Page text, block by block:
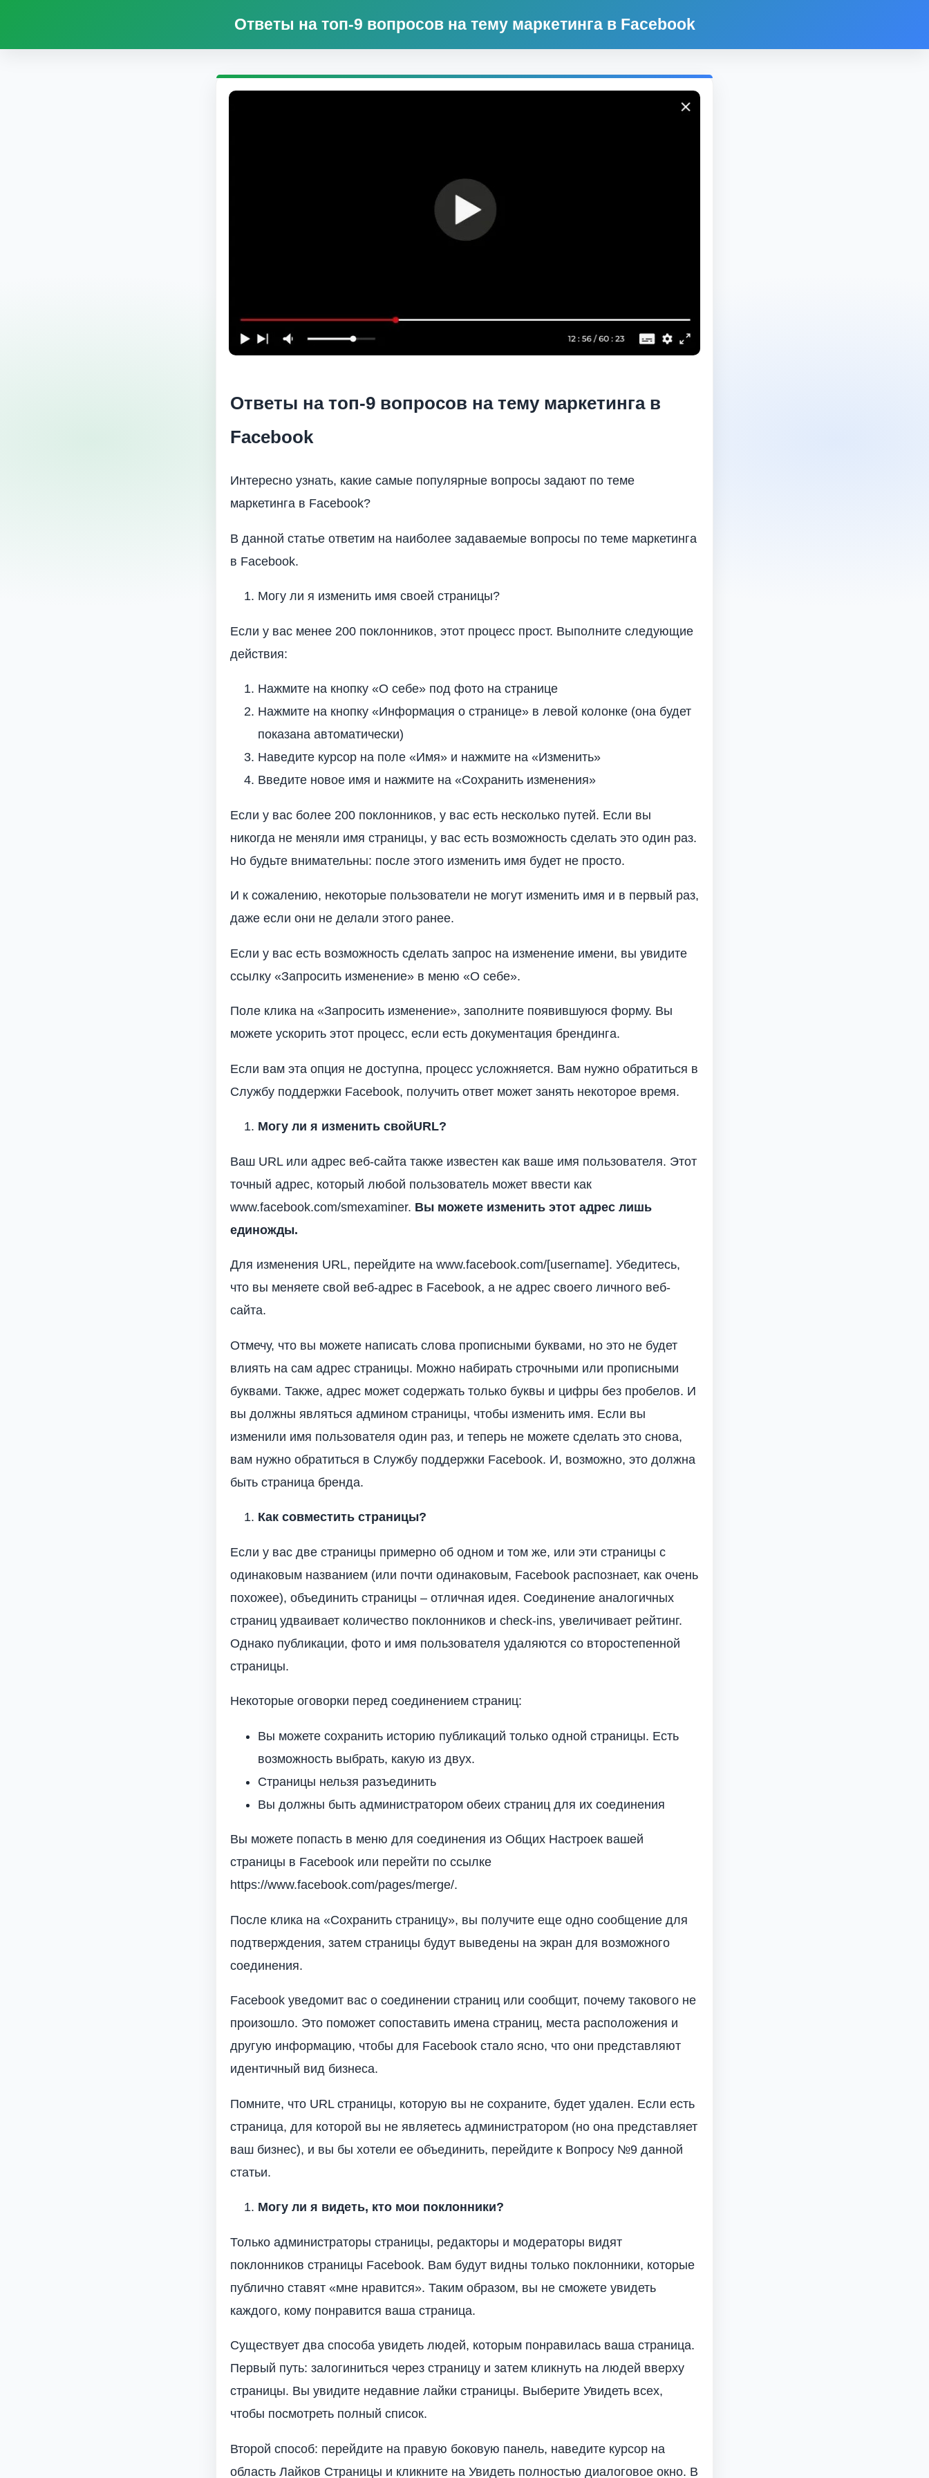
Ответы на топ-9 вопросов на тему маркетинга в Facebook
Ответы на топ-9 вопросов на тему маркетинга в
Facebook
Интересно узнать, какие самые популярные вопросы задают по теме
маркетинга в Facebook?
В данной статье ответим на наиболее задаваемые вопросы по теме маркетинга
в Facebook.
Могу ли я изменить имя своей страницы?
Если у вас менее 200 поклонников, этот процесс прост. Выполните следующие
действия:
Нажмите на кнопку «О себе» под фото на странице
Нажмите на кнопку «Информация о странице» в левой колонке (она будет
показана автоматически)
Наведите курсор на поле «Имя» и нажмите на «Изменить»
Введите новое имя и нажмите на «Сохранить изменения»
Если у вас более 200 поклонников, у вас есть несколько путей. Если вы
никогда не меняли имя страницы, у вас есть возможность сделать это один раз.
Но будьте внимательны: после этого изменить имя будет не просто.
И к сожалению, некоторые пользователи не могут изменить имя и в первый раз,
даже если они не делали этого ранее.
Если у вас есть возможность сделать запрос на изменение имени, вы увидите
ссылку «Запросить изменение» в меню «О себе».
Поле клика на «Запросить изменение», заполните появившуюся форму. Вы
можете ускорить этот процесс, если есть документация брендинга.
Если вам эта опция не доступна, процесс усложняется. Вам нужно обратиться в
Службу поддержки Facebook, получить ответ может занять некоторое время.
Могу ли я изменить свойURL?
Ваш URL или адрес веб-сайта также известен как ваше имя пользователя. Этот
точный адрес, который любой пользователь может ввести как
www.facebook.com/smexaminer. Вы можете изменить этот адрес лишь
единожды.
Для изменения URL, перейдите на www.facebook.com/[username]. Убедитесь,
что вы меняете свой веб-адрес в Facebook, а не адрес своего личного веб-
сайта.
Отмечу, что вы можете написать слова прописными буквами, но это не будет
влиять на сам адрес страницы. Можно набирать строчными или прописными
буквами. Также, адрес может содержать только буквы и цифры без пробелов. И
вы должны являться админом страницы, чтобы изменить имя. Если вы
изменили имя пользователя один раз, и теперь не можете сделать это снова,
вам нужно обратиться в Службу поддержки Facebook. И, возможно, это должна
быть страница бренда.
Как совместить страницы?
Если у вас две страницы примерно об одном и том же, или эти страницы с
одинаковым названием (или почти одинаковым, Facebook распознает, как очень
похожее), объединить страницы – отличная идея. Соединение аналогичных
страниц удваивает количество поклонников и check-ins, увеличивает рейтинг.
Однако публикации, фото и имя пользователя удаляются со второстепенной
страницы.
Некоторые оговорки перед соединением страниц:
Вы можете сохранить историю публикаций только одной страницы. Есть
возможность выбрать, какую из двух.
Страницы нельзя разъединить
Вы должны быть администратором обеих страниц для их соединения
Вы можете попасть в меню для соединения из Общих Настроек вашей
страницы в Facebook или перейти по ссылке
https://www.facebook.com/pages/merge/.
После клика на «Сохранить страницу», вы получите еще одно сообщение для
подтверждения, затем страницы будут выведены на экран для возможного
соединения.
Facebook уведомит вас о соединении страниц или сообщит, почему такового не
произошло. Это поможет сопоставить имена страниц, места расположения и
другую информацию, чтобы для Facebook стало ясно, что они представляют
идентичный вид бизнеса.
Помните, что URL страницы, которую вы не сохраните, будет удален. Если есть
страница, для которой вы не являетесь администратором (но она представляет
ваш бизнес), и вы бы хотели ее объединить, перейдите к Вопросу №9 данной
статьи.
Могу ли я видеть, кто мои поклонники?
Только администраторы страницы, редакторы и модераторы видят
поклонников страницы Facebook. Вам будут видны только поклонники, которые
публично ставят «мне нравится». Таким образом, вы не сможете увидеть
каждого, кому понравится ваша страница.
Существует два способа увидеть людей, которым понравилась ваша страница.
Первый путь: залогиниться через страницу и затем кликнуть на людей вверху
страницы. Вы увидите недавние лайки страницы. Выберите Увидеть всех,
чтобы посмотреть полный список.
Второй способ: перейдите на правую боковую панель, наведите курсор на
область Лайков Страницы и кликните на Увидеть полностью диалоговое окно. В